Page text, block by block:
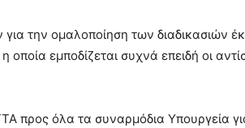
την ομαλοποίηση των διαδικασιών
εμποδίζεται συχνά επειδή οι
προς όλα τα συναρμόδια Υπουργεία